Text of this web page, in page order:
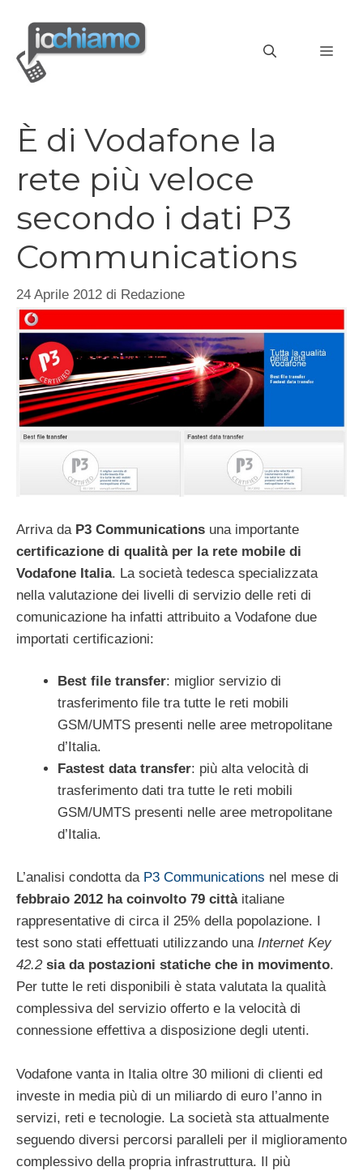
contenuto
È di Vodafone la
rete più veloce
secondo i dati P3
Communications
24 Aprile 2012 di Redazione
Arriva da P3 Communications una importante
certificazione di qualità per la rete mobile di
Vodafone Italia. La società tedesca specializzata
nella valutazione dei livelli di servizio delle reti di
comunicazione ha infatti attribuito a Vodafone due
importati certificazioni:
Best file transfer: miglior servizio di
trasferimento file tra tutte le reti mobili
GSM/UMTS presenti nelle aree metropolitane
d’Italia.
Fastest data transfer: più alta velocità di
trasferimento dati tra tutte le reti mobili
GSM/UMTS presenti nelle aree metropolitane
d’Italia.
L’analisi condotta da P3 Communications nel mese di
febbraio 2012 ha coinvolto 79 cittàitaliane
rappresentative di circa il 25% della popolazione. I
test sono stati effettuati utilizzando una Internet Key
42.2 sia da postazioni statiche che in movimento.
Per tutte le reti disponibili è stata valutata la qualità
complessiva del servizio offerto e la velocità di
connessione effettiva a disposizione degli utenti.
Vodafone vanta in Italia oltre 30 milioni di clienti ed
investe in media più di un miliardo di euro l’anno in
servizi, reti e tecnologie. La società sta attualmente
seguendo diversi percorsi paralleli per il miglioramento
complessivo della propria infrastruttura. Il più